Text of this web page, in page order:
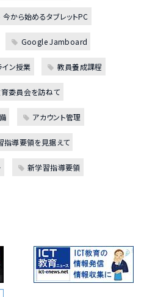
今から始めるタブレットPC
Google Jamboard
イン授業 教員養成課程
委員会を訪ねて
アカウント管理
指導要領を見据えて
新学習指導要領